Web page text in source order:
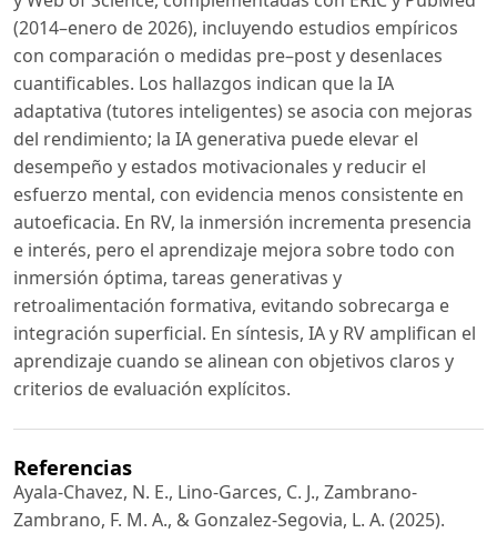
(2014–enero de 2026), incluyendo estudios empíricos
con comparación o medidas pre–post y desenlaces
cuantificables. Los hallazgos indican que la IA
adaptativa (tutores inteligentes) se asocia con mejoras
del rendimiento; la IA generativa puede elevar el
desempeño y estados motivacionales y reducir el
esfuerzo mental, con evidencia menos consistente en
autoeficacia. En RV, la inmersión incrementa presencia
e interés, pero el aprendizaje mejora sobre todo con
inmersión óptima, tareas generativas y
retroalimentación formativa, evitando sobrecarga e
integración superficial. En síntesis, IA y RV amplifican el
aprendizaje cuando se alinean con objetivos claros y
criterios de evaluación explícitos.
Referencias
Ayala-Chavez, N. E., Lino-Garces, C. J., Zambrano-
Zambrano, F. M. A., & Gonzalez-Segovia, L. A. (2025).